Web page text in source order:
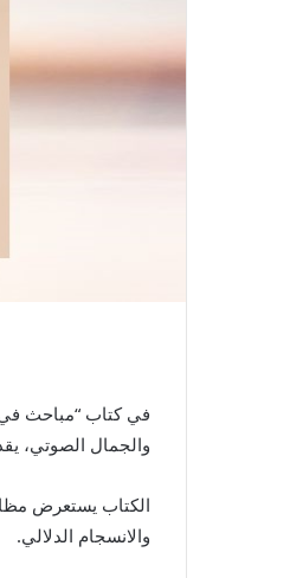
في كتاب “مباحث في
والجمال الصوتي،
الكتاب يستعرض
والانسجام الدلالي.